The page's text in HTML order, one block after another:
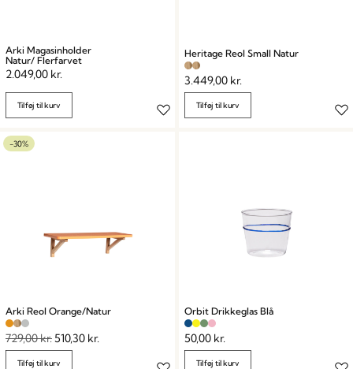
Arki Magasinholder
Natur/ Flerfarvet
2.049,00 kr.
Tilføj til kurv
Heritage Reol Small Natur
3.449,00 kr.
Tilføj til kurv
-30%
Arki Reol Orange/Natur
729,00kr.510,30 kr.
Tilføj til kurv
Orbit Drikkeglas Blå
50,00 kr.
Tilføj til kurv